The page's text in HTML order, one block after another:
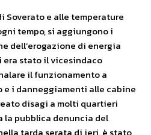
Soverato e alle temperature
tempo, si aggiungono i
dell’erogazione di energia
era stato il vicesindaco
il funzionamento a
i danneggiamenti alle cabine
disagi a molti quartieri
la pubblica denuncia del